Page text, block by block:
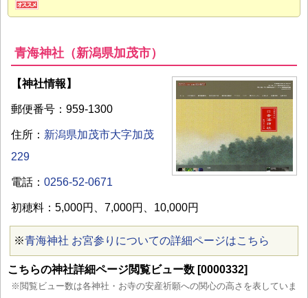
青海神社（新潟県加茂市）
【神社情報】
郵便番号：959-1300
住所： 新潟県加茂市大字加茂
229
電話： 0256-52-0671
初穂料：5,000円、7,000円、10,000円
※青海神社 お宮参りについての詳細ページはこちら
こちらの神社詳細ページ閲覧ビュー数 [0000332]
※閲覧ビュー数は各神社・お寺の安産祈願への関心の高さを表していま